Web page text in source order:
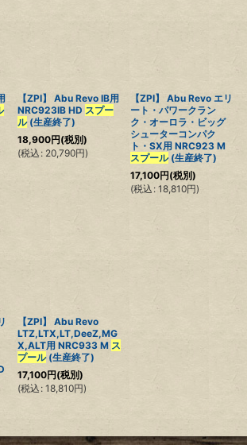
【ZPI】 Abu Revo IB用
NRC923IB HD スプー
ル(生産終了)
18,900円(税別)
(税込 : 20,790円)
【ZPI】 Abu Revo エリ
ート・パワークラン
ク・オーロラ・ビッグ
シューターコンパク
ト・SX用 NRC923 M
スプール(生産終了)
17,100円(税別)
(税込 : 18,810円)
【ZPI】 Abu Revo
LTZ,LTX,LT,DeeZ,MG
X,ALT用 NRC933 M ス
プール(生産終了)
17,100円(税別)
(税込 : 18,810円)